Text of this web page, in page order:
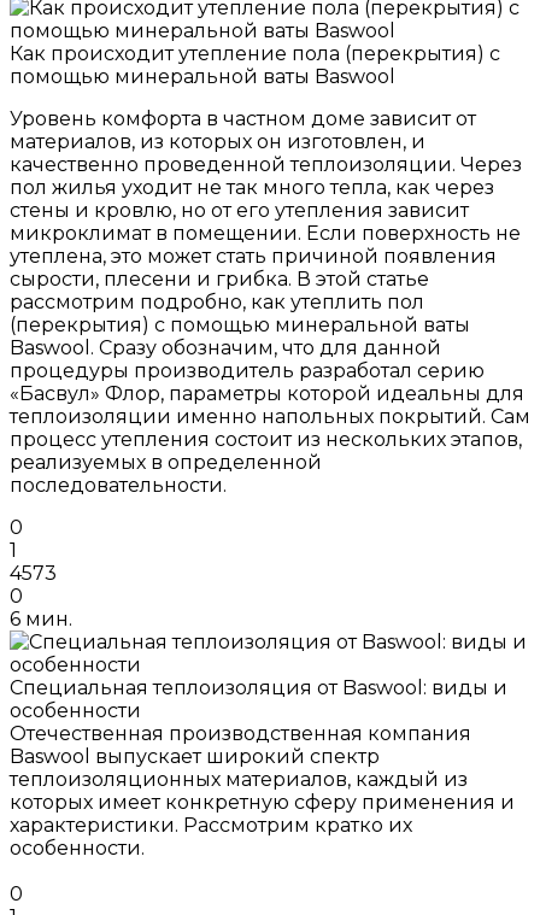
Как происходит утепление пола (перекрытия) с
помощью минеральной ваты Baswool
Уровень комфорта в частном доме зависит от
материалов, из которых он изготовлен, и
качественно проведенной теплоизоляции. Через
пол жилья уходит не так много тепла, как через
стены и кровлю, но от его утепления зависит
микроклимат в помещении. Если поверхность не
утеплена, это может стать причиной появления
сырости, плесени и грибка. В этой статье
рассмотрим подробно, как утеплить пол
(перекрытия) с помощью минеральной ваты
Baswool. Сразу обозначим, что для данной
процедуры производитель разработал серию
«Басвул» Флор, параметры которой идеальны для
теплоизоляции именно напольных покрытий. Сам
процесс утепления состоит из нескольких этапов,
реализуемых в определенной
последовательности.
0
1
4573
0
6 мин.
Специальная теплоизоляция от Baswool: виды и
особенности
Отечественная производственная компания
Baswool выпускает широкий спектр
теплоизоляционных материалов, каждый из
которых имеет конкретную сферу применения и
характеристики. Рассмотрим кратко их
особенности.
0